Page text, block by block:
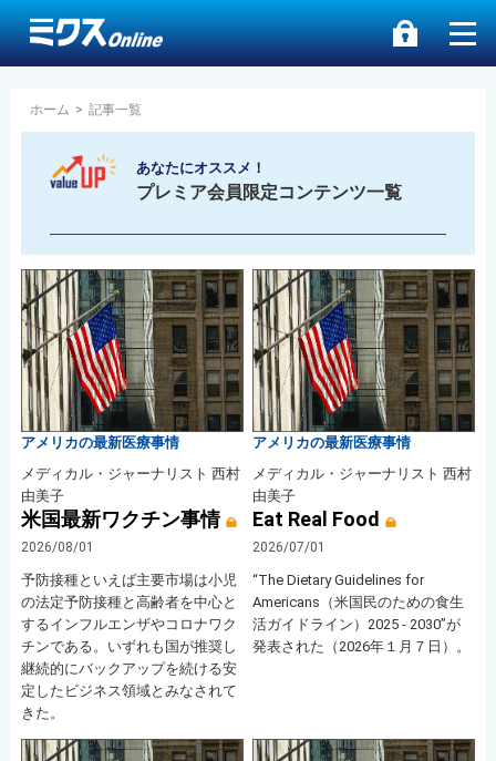
ホーム > 記事一覧
あなたにオススメ！
プレミア会員限定コンテンツ一覧
アメリカの最新医療事情
メディカル・ジャーナリスト 西村
由美子
米国最新ワクチン事情
2026/08/01
予防接種といえば主要市場は小児
の法定予防接種と高齢者を中心と
するインフルエンザやコロナワク
チンである。いずれも国が推奨し
継続的にバックアップを続ける安
定したビジネス領域とみなされて
きた。
アメリカの最新医療事情
メディカル・ジャーナリスト 西村
由美子
Eat Real Food
2026/07/01
“The Dietary Guidelines for
Americans（米国民のための食生
活ガイドライン）2025 - 2030”が
発表された（2026年１月７日）。